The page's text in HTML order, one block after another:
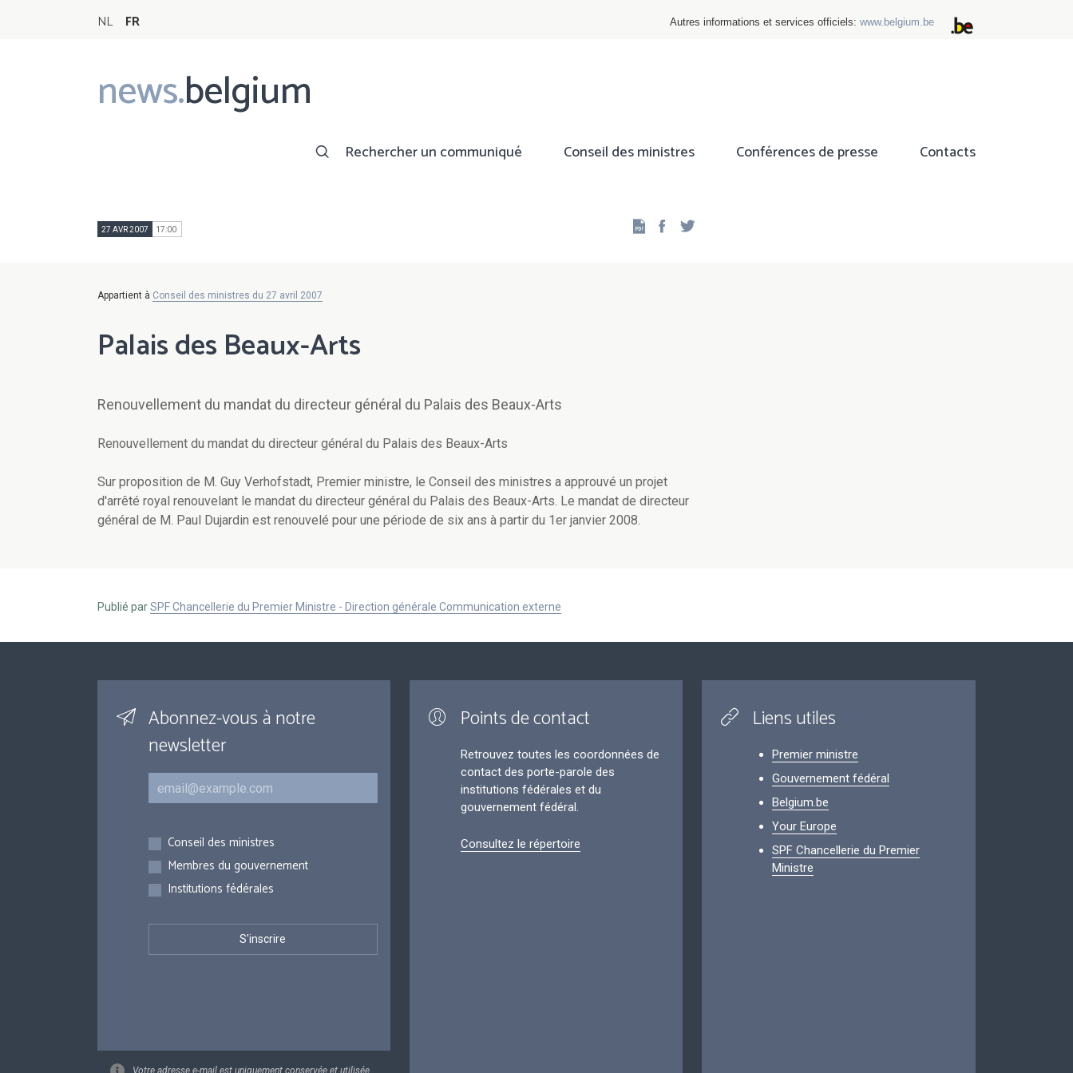
NL FR Autres informations et services officiels: www.belgium.be
news.belgium
Main
navigation
Rechercher un communiqué Conseil des ministres Conférences de presse Contacts
27 AVR 2007 17:00 Facebook
Appartient à Conseil des ministres du 27 avril 2007
Palais des Beaux-Arts
Renouvellement du mandat du directeur général du Palais des Beaux-Arts
Renouvellement du mandat du directeur général du Palais des Beaux-Arts
Sur proposition de M. Guy Verhofstadt, Premier ministre, le Conseil des ministres a approuvé un projet
d'arrêté royal renouvelant le mandat du directeur général du Palais des Beaux-Arts. Le mandat de directeur
général de M. Paul Dujardin est renouvelé pour une période de six ans à partir du 1er janvier 2008.
Publié parSPF Chancellerie du Premier Ministre - Direction générale Communication externe
Abonnez-vous à notre
newsletter
Courriel
Inscriptions
Conseil des ministres
Membres du gouvernement
Institutions fédérales
Points de contact
Retrouvez toutes les coordonnées de
contact des porte-parole des
institutions fédérales et du
gouvernement fédéral.
Consultez le répertoire
Liens utiles
Premier ministre
Gouvernement fédéral
Belgium.be
Your Europe
SPF Chancellerie du Premier
Ministre